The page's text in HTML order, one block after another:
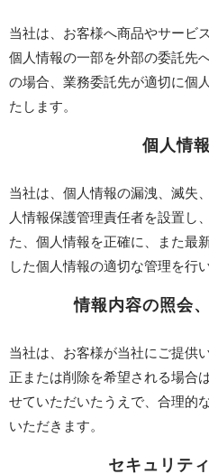
当社は、お客様へ商品やサービ
個人情報の一部を外部の委託先
の場合、業務委託先が適切に個
たします。
個人情
当社は、個人情報の漏洩、滅失
人情報保護管理責任者を設置し
た、個人情報を正確に、また最
した個人情報の適切な管理を行い
情報内容の照会
当社は、お客様が当社にご提供
正または削除を希望される場合
せていただいたうえで、合理的
いただきます。
セキュリテ